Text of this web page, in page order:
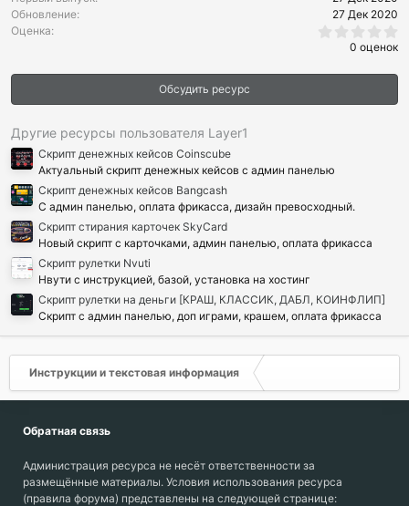
и
:
Обновление
27 Дек 2020
Оценка
.
0
з
ё
0 оценок
Обсудить ресурс
Другие ресурсы пользователя Layer1
Скрипт денежных кейсов Coinscube
Актуальный скрипт денежных кейсов с админ панелью
Скрипт денежных кейсов Bangcash
С админ панелью, оплата фрикасса, дизайн превосходный.
Скрипт стирания карточек SkyCard
Новый скрипт с карточками, админ панелью, оплата фрикасса
Скрипт рулетки Nvuti
Нвути с инструкцией, базой, установка на хостинг
Скрипт рулетки на деньги [КРАШ, КЛАССИК, ДАБЛ, КОИНФЛИП]
Скрипт с админ панелью, доп играми, крашем, оплата фрикасса
Инструкции и текстовая информация
Обратная связь
Администрация ресурса не несёт ответственности за
размещённые материалы. Условия использования ресурса
(правила форума) представлены на следующей странице: